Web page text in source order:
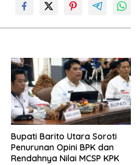
Bupati Barito Utara Soroti
Penurunan Opini BPK dan
Rendahnya Nilai MCSP KPK